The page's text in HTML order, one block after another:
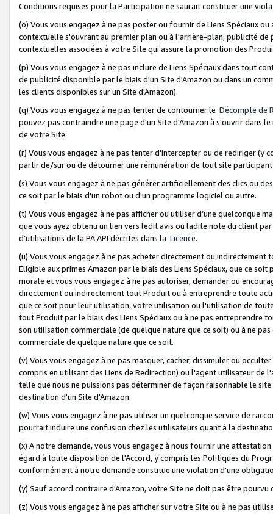
Conditions requises pour la Participation ne saurait constituer une
(o) Vous vous engagez à ne pas poster ou fournir de Liens Spéciaux
contextuelle s'ouvrant au premier plan ou à l'arrière-plan, publicité
contextuelles associées à votre Site qui assure la promotion des
(p) Vous vous engagez à ne pas inclure de Liens Spéciaux dans tout
de publicité disponible par le biais d'un Site d'Amazon ou dans un
les clients disponibles sur un Site d'Amazon).
(q) Vous vous engagez à ne pas tenter de contourner le Décompte de
pouvez pas contraindre une page d'un Site d'Amazon à s'ouvrir dans
de votre Site.
(r) Vous vous engagez à ne pas tenter d'intercepter ou de rediriger
partir de/sur ou de détourner une rémunération de tout site
(s) Vous vous engagez à ne pas générer artificiellement des clics ou
ce soit par le biais d'un robot ou d'un programme logiciel ou autre.
(t) Vous vous engagez à ne pas afficher ou utiliser d’une quelconque
que vous ayez obtenu un lien vers ledit avis ou ladite note du client
d’utilisations de la PA API décrites dans la Licence.
(u) Vous vous engagez à ne pas acheter directement ou
Eligible aux primes Amazon par le biais des Liens Spéciaux, que ce
morale et vous vous engagez à ne pas autoriser, demander ou
directement ou indirectement tout Produit ou à entreprendre toute
que ce soit pour leur utilisation, votre utilisation ou l'utilisation de
tout Produit par le biais des Liens Spéciaux ou à ne pas entreprendre
son utilisation commerciale (de quelque nature que ce soit) ou à ne
commerciale de quelque nature que ce soit.
(v) Vous vous engagez à ne pas masquer, cacher, dissimuler ou
compris en utilisant des Liens de Redirection) ou l'agent utilisateur
telle que nous ne puissions pas déterminer de façon raisonnable le
destination d'un Site d'Amazon.
(w) Vous vous engagez à ne pas utiliser un quelconque service de
pourrait induire une confusion chez les utilisateurs quant à la
(x) A notre demande, vous vous engagez à nous fournir une
égard à toute disposition de l'Accord, y compris les Politiques du
conformément à notre demande constitue une violation d'une
(y) Sauf accord contraire d'Amazon, votre Site ne doit pas être
(z) Vous vous engagez à ne pas afficher sur votre Site ou à ne pas